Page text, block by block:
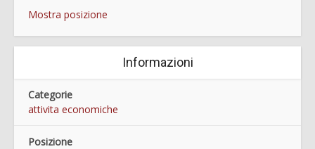
Mostra posizione
Informazioni
Categorie
attivita economiche
Posizione